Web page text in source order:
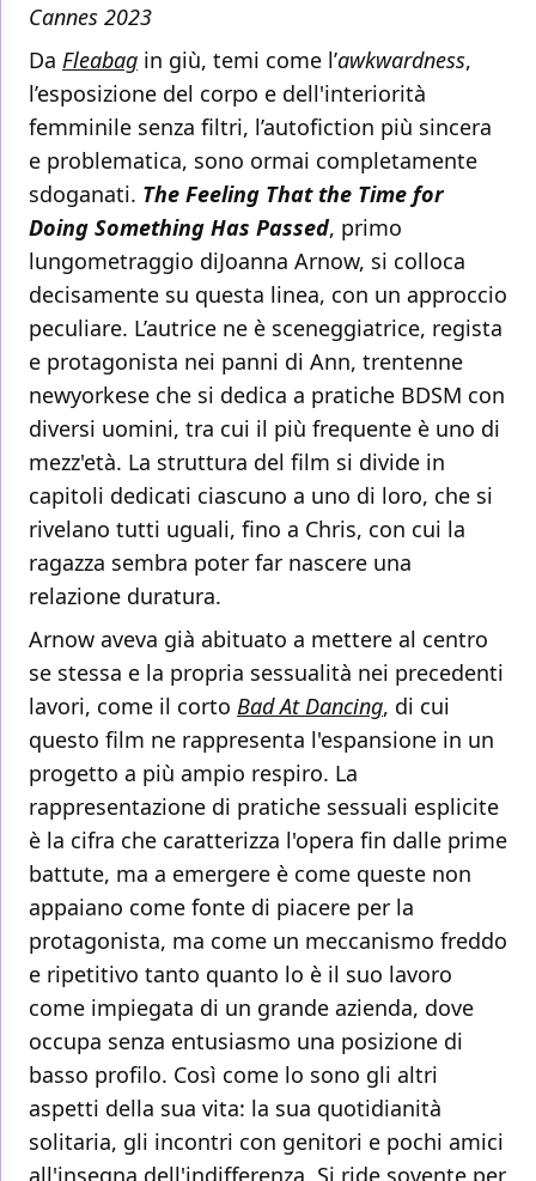
Cannes 2023
Da Fleabag in giù, temi come l’awkwardness,
l’esposizione del corpo e dell'interiorità
femminile senza filtri, l’autofiction più sincera
e problematica, sono ormai completamente
sdoganati. The Feeling That the Time for
Doing Something Has Passed, primo
lungometraggio diJoanna Arnow, si colloca
decisamente su questa linea, con un approccio
peculiare. L’autrice ne è sceneggiatrice, regista
e protagonista nei panni di Ann, trentenne
newyorkese che si dedica a pratiche BDSM con
diversi uomini, tra cui il più frequente è uno di
mezz'età. La struttura del film si divide in
capitoli dedicati ciascuno a uno di loro, che si
rivelano tutti uguali, fino a Chris, con cui la
ragazza sembra poter far nascere una
relazione duratura.
Arnow aveva già abituato a mettere al centro
se stessa e la propria sessualità nei precedenti
lavori, come il corto Bad At Dancing, di cui
questo film ne rappresenta l'espansione in un
progetto a più ampio respiro. La
rappresentazione di pratiche sessuali esplicite
è la cifra che caratterizza l'opera fin dalle prime
battute, ma a emergere è come queste non
appaiano come fonte di piacere per la
protagonista, ma come un meccanismo freddo
e ripetitivo tanto quanto lo è il suo lavoro
come impiegata di un grande azienda, dove
occupa senza entusiasmo una posizione di
basso profilo. Così come lo sono gli altri
aspetti della sua vita: la sua quotidianità
solitaria, gli incontri con genitori e pochi amici